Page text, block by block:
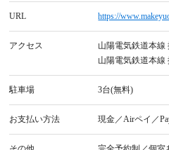
URL https://
アクセス
山陽電気鉄道本線
山陽電気鉄道本線
駐車場 3台(無料)
お支払い方法 現金／Airペイ／